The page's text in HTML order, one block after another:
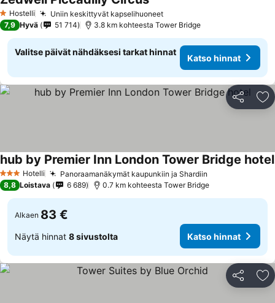
1 Tähtiluokitus
Hostelli Uniin keskittyvät kapselihuoneet
7,9 Hyvä 51 714 3.8 km kohteesta Tower Bridge
Valitse päivät nähdäksesi tarkat hinnat
Katso hinnat
Jaa
3 Tähtiluokitus
Hotelli Panoraamanäkymät kaupunkiin ja Shardiin
hub by Premier Inn London Tower Bridge hotel
8,8 Loistava 6 689 0.7 km kohteesta Tower Bridge
Alkaen 83 €
Näytä hinnat 8 sivustolta Katso hinnat
Jaa